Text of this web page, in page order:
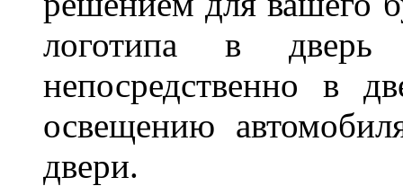
логотипа в дверь
непосредственно в
освещению
двери.